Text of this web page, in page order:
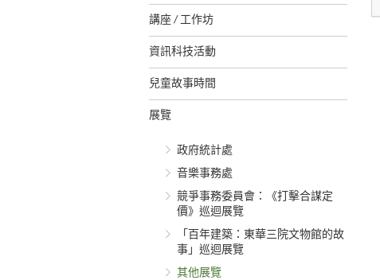
講座 / 工作坊
資訊科技活動
兒童故事時間
展覽
政府統計處
音樂事務處
競爭事務委員會：《打擊合謀定
價》巡迴展覽
「百年建築：東華三院文物館的故
事」巡迴展覽
其他展覽